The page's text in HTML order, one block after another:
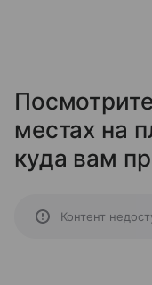
местах на
куда вам
Контент